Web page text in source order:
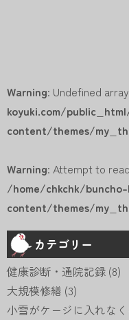
Warning: Undefined
koyuki.com/
content/themes/
Warning: Attempt to
/home/chkchk/
content/themes/
カテゴリー
健康診断・通院記録 (8)
大規模修繕 (3)
小雪がケージに入れな